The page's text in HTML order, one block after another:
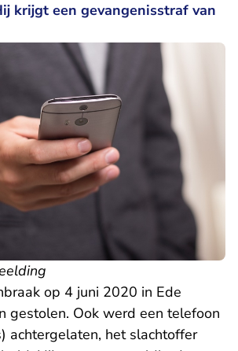
krijgt een gevangenisstraf van
op 4 juni 2020 in Ede
gestolen. Ook werd een telefoon
achtergelaten, het slachtoffer